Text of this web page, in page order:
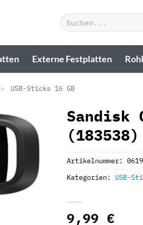
Suchen
nach:
Externe Festplatten
» USB-Sticks 16 GB
Sandisk
9,99 €
Artikelnummer:
Kategorien: USB-